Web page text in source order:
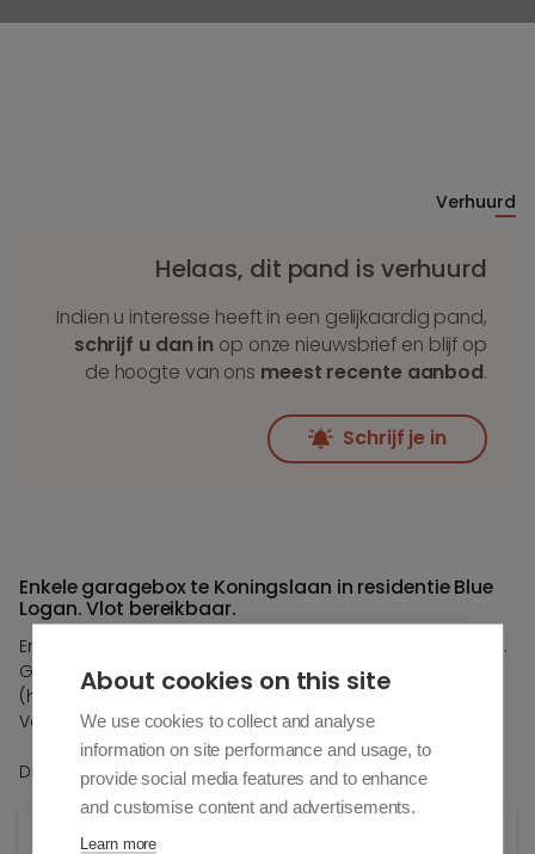
Verhuurd
Helaas, dit pand is verhuurd
Indien u interesse heeft in een gelijkaardig pand,
schrijf u dan in op onze nieuwsbrief en blijf op
de hoogte van ons meest recente aanbod.
Schrijf je in
Enkele garagebox te Koningslaan in residentie Blue
Logan. Vlot bereikbaar.
Enkele garagebox te Koningslaan in residentie Blue Logan.
Gelegen op niveau -1. Toegankelijk voor een 4x4.
(handmatige poort)
Verlichting aanwezig
Direct beschikbaar.
Algemene info
About cookies on this site
We use cookies to collect and analyse
information on site performance and usage, to
provide social media features and to enhance
and customise content and advertisements.
Learn more